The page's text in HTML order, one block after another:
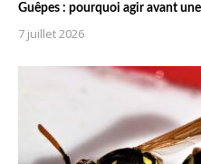
Guêpes : pourquoi agir avant
7 juillet 2026